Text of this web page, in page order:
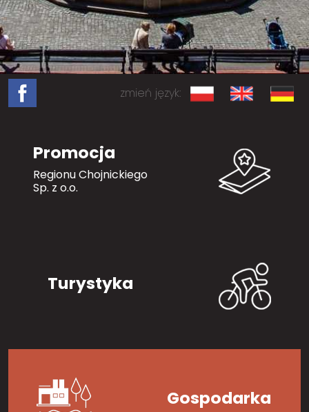
zmień język:
Promocja
Regionu Chojnickiego
Sp. z o.o.
Turystyka
Gospodarka